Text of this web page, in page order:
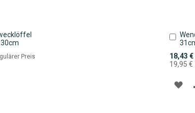
Preis 18,43 €
19,95 €
In
den